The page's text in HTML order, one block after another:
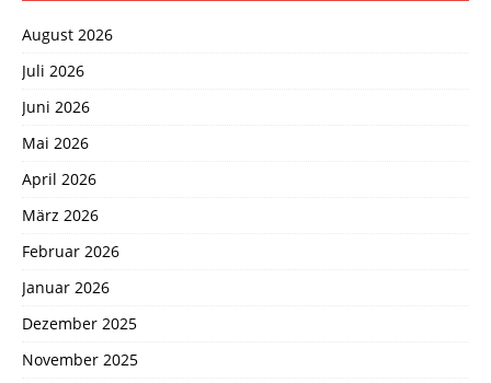
August 2026
Juli 2026
Juni 2026
Mai 2026
April 2026
März 2026
Februar 2026
Januar 2026
Dezember 2025
November 2025